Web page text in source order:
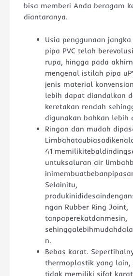
bisa memberi Anda beragam
diantaranya.
Usia penggunaan
pipa PVC telah
rupa, hingga pada
mengenal istilah pipa
jenis material
lebih dapat diandalkan
keretakan rendah
digunakan bahkan lebih
Ringan dan mudah
41
untuksaluran air
Selainitu,
ngan Rubber Ring Joint,
tanpaperekatdanmesin,
n.
Bebas karat.
thermoplastik yang lain,
tidak memiliki sifat